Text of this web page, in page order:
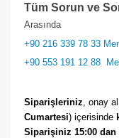
Tüm Sorun ve
Arasında
+90 216 339 78 33
+90 553 191 12 88
Siparişleriniz , onay
Cumartesi) içerisinde
Siparişiniz 15:00 dan